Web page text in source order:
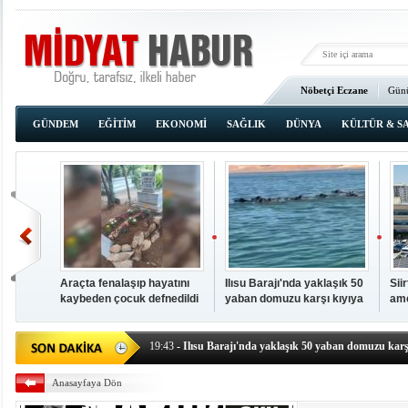
Nöbetçi Eczane
Ana Sayfa
GÜNDEM
EĞİTİM EKONOMİ SAĞLIK DÜNYA KÜLTÜR &
Araçta fenalaşıp hayatını
kaybeden çocuk defnedildi
Ilısu Barajı'nda yaklaşık 50
yaban domuzu karşı kıyıya
- OKUMAK İÇİN TIKLAYIN
19:43 - Ilısu Barajı'nda yaklaşık 50 yaban domuzu
19:42- Hacıoğlu: UMKE ekipleri bilgi, cesaret ve
19:08- HÜDA PAR Şırnak il başkanı Yalçın:
Anasayfaya Dön